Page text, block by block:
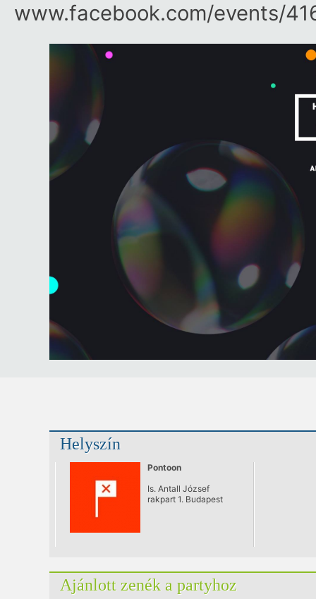
www.facebook.com/​events/​
Helyszín
Pontoon
Is. Antall József
rakpart 1. Budapest
Ajánlott zenék a partyhoz